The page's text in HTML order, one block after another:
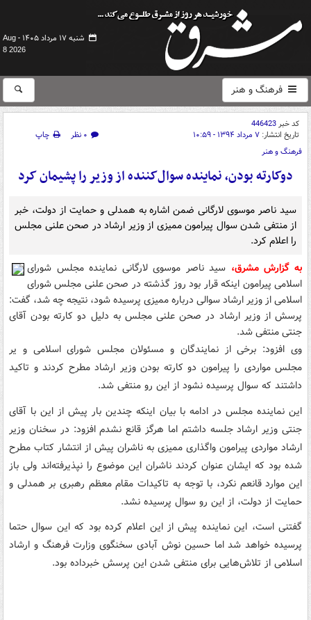
شنبه ۱۷ مرداد ۱۴۰۵ -
Aug
8 2026
فرهنگ و هنر
کد خبر446423
تاریخ انتشار: ۷ مرداد ۱۳۹۴ - ۱۰:۵۹ ۰ نظر
چاپ
فرهنگ و هنر
دوکارته بودن، نماینده سوال‌کننده از وزیر را پشیمان کرد
سید ناصر موسوی لارگانی ضمن اشاره به همدلی و حمایت از دولت، خبر
از منتفی شدن سوال پیرامون ممیزی از وزیر ارشاد در صحن علنی مجلس
را اعلام کرد.
به گزارش مشرق، سید ناصر موسوی لارگانی نماینده مجلس شورای
اسلامی پیرامون اینکه قرار بود روز گذشته در صحن علنی مجلس شورای
اسلامی از وزیر ارشاد سوالی درباره ممیزی پرسیده شود، نتیجه چه شد، گفت:
پرسش از وزیر ارشاد در صحن علنی مجلس به دلیل دو کارته بودن آقای
جنتی منتفی شد.
وی افزود: برخی از نمایندگان و مسئولان مجلس شورای اسلامی و یر
مجلس مواردی را پیرامون دو کارته بودن وزیر ارشاد مطرح کردند و تاکید
داشتند که سوال پرسیده نشود از این رو منتفی شد.
این نماینده مجلس در ادامه با بیان اینکه چندین بار پیش از این با آقای
جنتی وزیر ارشاد جلسه داشتم اما هرگز قانع نشدم افزود: در سخنان وزیر
ارشاد مواردی پیرامون واگذاری ممیزی به ناشران پیش از انتشار کتاب مطرح
شده بود که ایشان عنوان کردند ناشران این موضوع را نپذیرفته‌اند ولی باز
این موارد قانعم نکرد، با توجه به تاکیدات مقام معظم رهبری بر همدلی و
حمایت از دولت، از این رو سوال پرسیده نشد.
گفتنی است، این نماینده پیش از این اعلام کرده بود که این سوال حتما
پرسیده خواهد شد اما حسین نوش آبادی سخنگوی وزارت فرهنگ و ارشاد
اسلامی از تلاش‌هایی برای منتفی شدن این پرسش خبرداده بود.